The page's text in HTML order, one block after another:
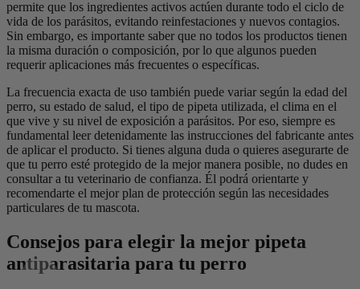
permite que los ingredientes activos actúen durante todo el ciclo de
vida de los parásitos, evitando reinfestaciones y nuevos contagios.
Sin embargo, es importante saber que no todos los productos tienen
la misma duración o composición, por lo que algunos pueden
requerir aplicaciones más frecuentes o específicas.
La frecuencia exacta de uso también puede variar según la edad del
perro, su estado de salud, el tipo de pipeta utilizada, el clima en el
que vive y su nivel de exposición a parásitos. Por eso, siempre es
fundamental leer detenidamente las instrucciones del fabricante antes
de aplicar el producto. Si tienes alguna duda o quieres asegurarte de
que tu perro esté protegido de la mejor manera posible, no dudes en
consultar a tu veterinario de confianza. Él podrá orientarte y
recomendarte el mejor plan de protección según las necesidades
particulares de tu mascota.
Consejos para elegir la mejor pipeta
antiparasitaria para tu perro